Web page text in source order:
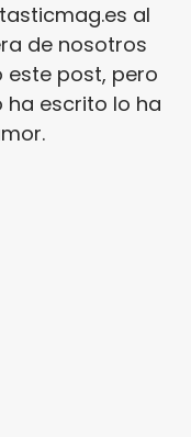
al
de nosotros
este post, pero
ha escrito lo ha